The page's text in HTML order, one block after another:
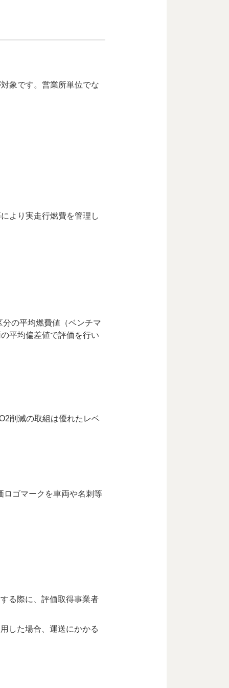
象です。営業所単位でな
より実走行燃費を管理し
の平均燃費値（ベンチマ
平均偏差値で評価を行い
削減の取組は優れたレベ
ロゴマークを車両や名刺等
る際に、評価取得事業者
した場合、運送にかかる